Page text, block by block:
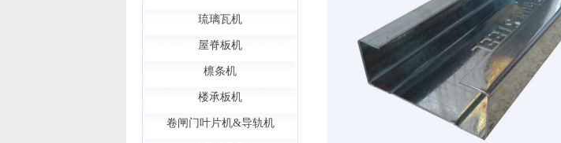
琉璃瓦机
屋脊板机
檩条机
楼承板机
卷闸门叶片机&导轨机